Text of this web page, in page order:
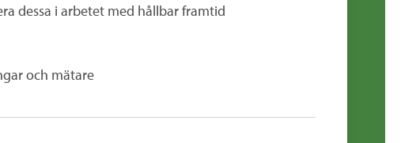
dessa i arbetet med hållbar framtid
och mätare